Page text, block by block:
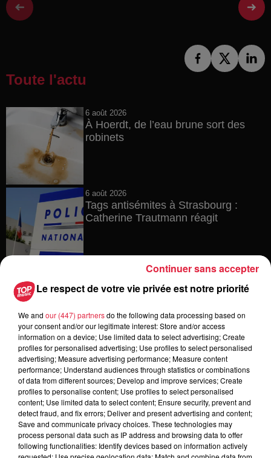
Toute l'actu
6 août 2026
À Hoerdt, de l’eau brune sort des
robinets
6 août 2026
Tags antisémites à Strasbourg :
Catherine Trautmann réagit
Au zoo de Mulhouse : rencontre
6 août 2026
Les dernières infos sur la venue du
pape à Metz en septembre
5 août 2026
Europa-Park : des précisons sur
Le respect de votre vie privée est notre priorité
We and our (447) partnersdo the following data processing based on
your consent and/or our legitimate interest: Store and/or access
information on a device; Use limited data to select advertising; Create
profiles for personalised advertising; Use profiles to select personalised
advertising; Measure advertising performance; Measure content
performance; Understand audiences through statistics or combinations
of data from different sources; Develop and improve services; Create
profiles to personalise content; Use profiles to select personalised
content; Use limited data to select content; Ensure security, prevent and
detect fraud, and fix errors; Deliver and present advertising and content;
Save and communicate privacy choices. These technologies may
process personal data such as IP address and browsing data to offer
following functionalities: Identify devices based on information actively
Continuer sans accepter